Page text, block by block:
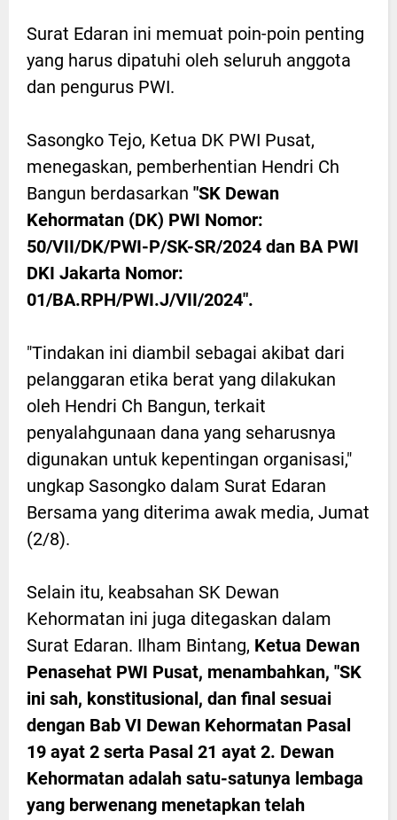
Surat Edaran ini memuat poin-poin penting
yang harus dipatuhi oleh seluruh anggota
dan pengurus PWI.
Sasongko Tejo, Ketua DK PWI Pusat,
menegaskan, pemberhentian Hendri Ch
Bangun berdasarkan "SK Dewan
Kehormatan (DK) PWI Nomor:
50/VII/DK/PWI-P/SK-SR/2024 dan BA PWI
DKI Jakarta Nomor:
01/BA.RPH/PWI.J/VII/2024".
"Tindakan ini diambil sebagai akibat dari
pelanggaran etika berat yang dilakukan
oleh Hendri Ch Bangun, terkait
penyalahgunaan dana yang seharusnya
digunakan untuk kepentingan organisasi,"
ungkap Sasongko dalam Surat Edaran
Bersama yang diterima awak media, Jumat
(2/8).
Selain itu, keabsahan SK Dewan
Kehormatan ini juga ditegaskan dalam
Surat Edaran. Ilham Bintang, Ketua Dewan
Penasehat PWI Pusat, menambahkan, "SK
ini sah, konstitusional, dan final sesuai
dengan Bab VI Dewan Kehormatan Pasal
19 ayat 2 serta Pasal 21 ayat 2. Dewan
Kehormatan adalah satu-satunya lembaga
yang berwenang menetapkan telah